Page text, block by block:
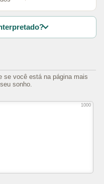
se você está na página mais
sonho.
1000